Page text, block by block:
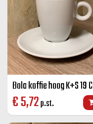
Bola koffie hoog K+S 19
€5,72p.st.